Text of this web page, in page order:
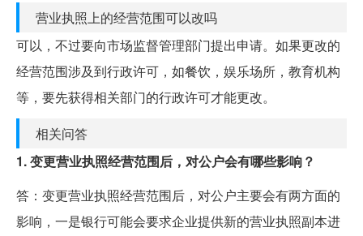
营业执照上的经营范围可以改吗
可以，不过要向市场监督管理部门提出申请。如果更改的
经营范围涉及到行政许可，如餐饮，娱乐场所，教育机构
等，要先获得相关部门的行政许可才能更改。
相关问答
1. 变更营业执照经营范围后，对公户会有哪些影响？
答：变更营业执照经营范围后，对公户主要会有两方面的
影响，一是银行可能会要求企业提供新的营业执照副本进